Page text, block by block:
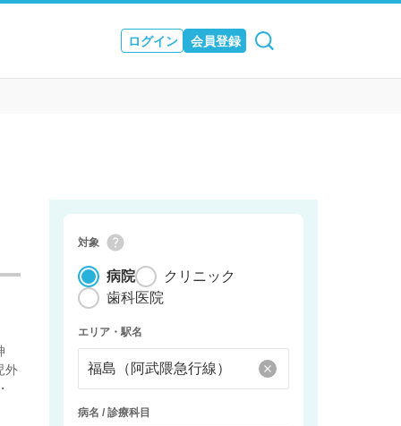
ログイン 会員登録
対象
病院
クリニック
歯科医院
エリア・駅名
病名 / 診療科目
外